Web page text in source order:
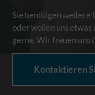
Sie benötigen weitere
oder wollen uns etwas
gerne. Wir freuen uns
Kontaktieren